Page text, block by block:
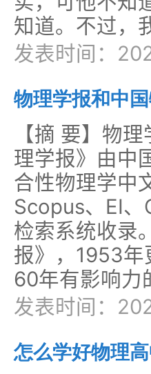
知道。不过，
发表时间：
物理学报和中
【摘 要】物
理学报》由中
合性物理学中
Scopus、EI
检索系统收录
报》，1953
60年有影响力
发表时间：
怎么学好物理